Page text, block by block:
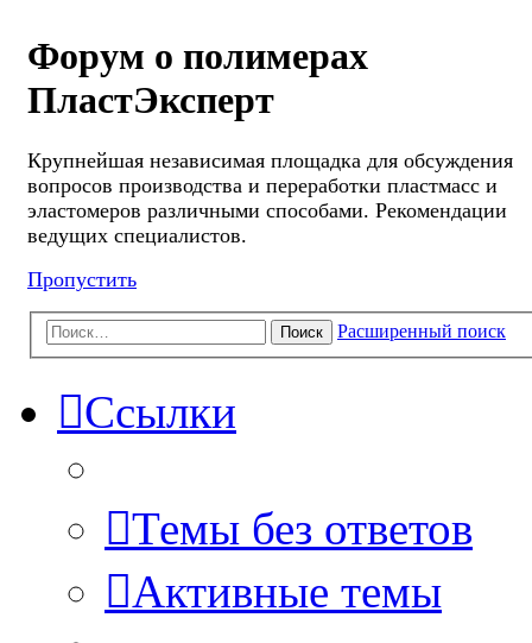
Форум о полимерах
ПластЭксперт
Крупнейшая независимая площадка для обсуждения
вопросов производства и переработки пластмасс и
эластомеров различными способами. Рекомендации
ведущих специалистов.
Пропустить
Поиск Расширенный поиск
Ссылки
Темы без ответов
Активные темы